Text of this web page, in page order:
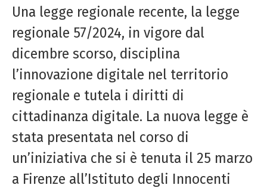
Una legge regionale recente, la legge
regionale 57/2024, in vigore dal
dicembre scorso, disciplina
l’innovazione digitale nel territorio
regionale e tutela i diritti di
cittadinanza digitale. La nuova legge è
stata presentata nel corso di
un’iniziativa che si è tenuta il 25 marzo
a Firenze all’Istituto degli Innocenti